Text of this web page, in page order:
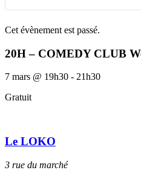
Cet évènement est passé.
20H – COMEDY CLUB
7 mars @ 19h30 - 21h30
Gratuit
Le LOKO
3 rue du marché